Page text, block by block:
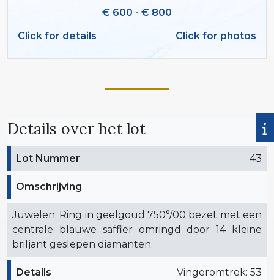
€ 600 - € 800
Click for details
Click for photos
Details over het lot
Lot Nummer 43
Omschrijving
Juwelen. Ring in geelgoud 750°/00 bezet met een
centrale blauwe saffier omringd door 14 kleine
briljant geslepen diamanten.
Details
Vingeromtrek: 53